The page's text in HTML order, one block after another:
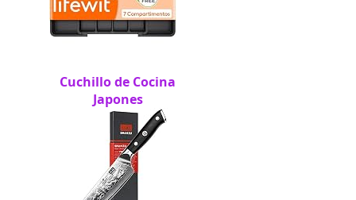
Cuchillo de Cocina
Japones